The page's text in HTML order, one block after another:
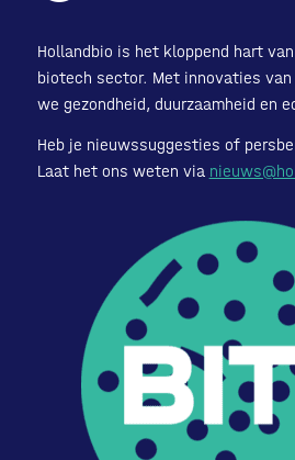
Hollandbio is het kloppend hart
biotech sector. Met innovaties
we gezondheid, duurzaamheid en
Heb je nieuwssuggesties of
Laat het ons weten via